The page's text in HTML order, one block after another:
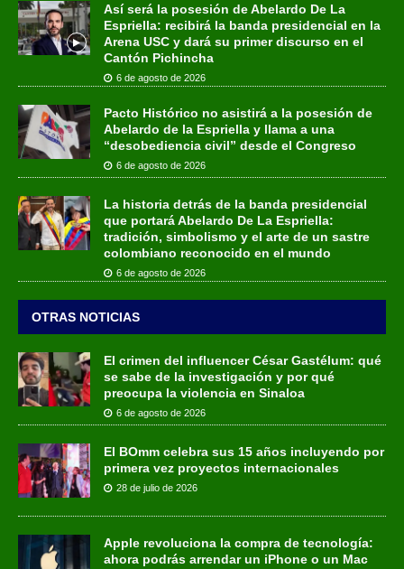
Así será la posesión de Abelardo De La
Espriella: recibirá la banda presidencial en la
Arena USC y dará su primer discurso en el
Cantón Pichincha
6 de agosto de 2026
Pacto Histórico no asistirá a la posesión de
Abelardo de la Espriella y llama a una
“desobediencia civil” desde el Congreso
6 de agosto de 2026
La historia detrás de la banda presidencial
que portará Abelardo De La Espriella:
tradición, simbolismo y el arte de un sastre
colombiano reconocido en el mundo
6 de agosto de 2026
OTRAS NOTICIAS
El crimen del influencer César Gastélum: qué
se sabe de la investigación y por qué
preocupa la violencia en Sinaloa
6 de agosto de 2026
El BOmm celebra sus 15 años incluyendo por
primera vez proyectos internacionales
28 de julio de 2026
Apple revoluciona la compra de tecnología:
ahora podrás arrendar un iPhone o un Mac